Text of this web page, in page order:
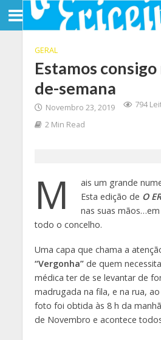
GERAL
Estamos
de-semana
Novembro 23, 2019
794
2 Min Read
M
ais um grande
Esta edição de O
nas suas
todo o concelho.
Uma capa que chama a
“Vergonha”de quem
médica ter de se levantar de
madrugada na fila, e na rua,
foto foi obtida às 8 h da
de Novembro e acontece